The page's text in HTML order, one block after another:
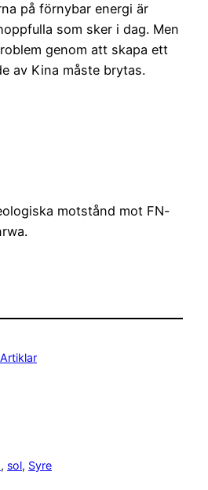
på förnybar energi är
som sker i dag. Men
genom att skapa ett
av Kina måste brytas.
motstånd mot FN-
Artiklar
, sol, Syre